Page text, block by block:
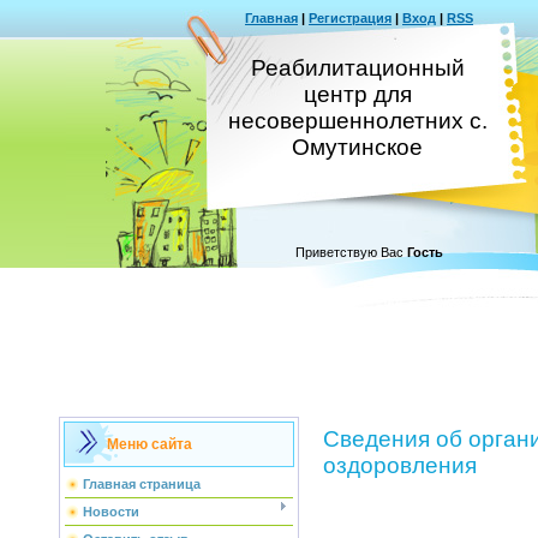
Главная | Регистрация | Вход | RSS
Реабилитационный
центр для
несовершеннолетних с.
Омутинское
Приветствую Вас Гость
Меню сайта
Главная страница
Новости
Сведения об
оздоровления